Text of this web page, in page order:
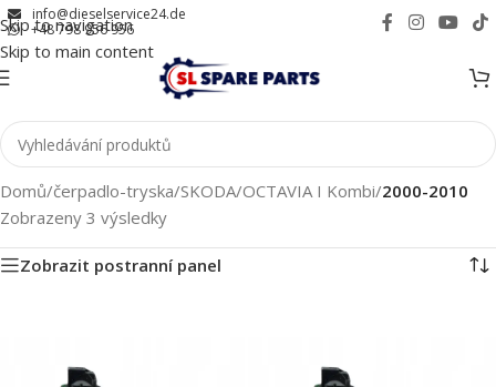
Skip to navigation
Skip to main content
info@dieselservice24.de
+48 798 956 956
Domů/čerpadlo-tryska/SKODA/OCTAVIA I Kombi/2000-2010
Zobrazeny 3 výsledky
Zobrazit postranní panel